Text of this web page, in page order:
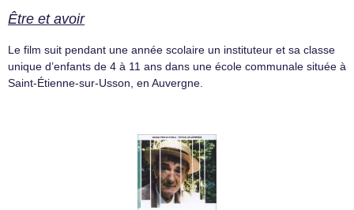
Être et avoir
Le film suit pendant une année scolaire un instituteur et sa classe
unique d’enfants de 4 à 11 ans dans une école communale située à
Saint-Étienne-sur-Usson, en Auvergne.